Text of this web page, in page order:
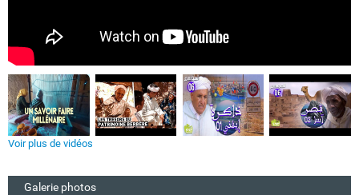
Voir plus de vidéos
Galerie photos